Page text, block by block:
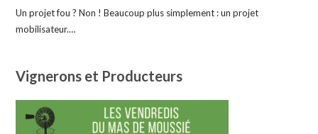
Un projet fou ? Non ! Beaucoup plus simplement : un projet
mobilisateur.…
Vignerons et Producteurs